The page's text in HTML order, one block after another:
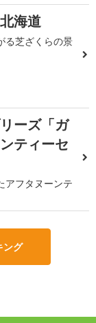
海道
る芝ざくらの景
ーズ「ガ
ティーセ
アフタヌーンテ
ング